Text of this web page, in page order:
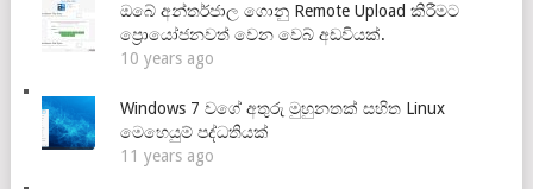
ඔබේ අන්තර්ජාල ගොනු Remote Upload කිරීමට
ප්‍රොයෝජනවත් වෙන වෙබ් අඩවියක්.
10 years ago
Windows 7 වගේ අතුරු මුහුනතක් සහිත Linux
මෙහෙයුම් පද්ධතියක්
11 years ago